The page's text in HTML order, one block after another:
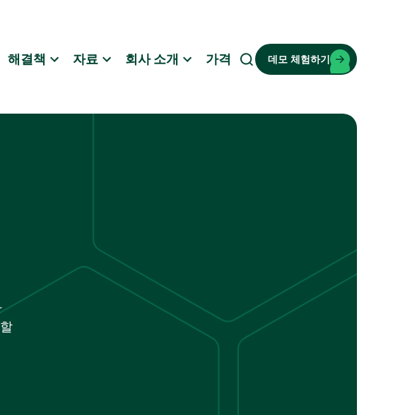
해결책 자료 회사 소개 가격
검
데모 체험하기